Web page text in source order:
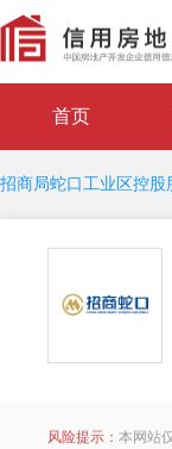
首页
招商局蛇口工业区控股
风险提示： 本网站